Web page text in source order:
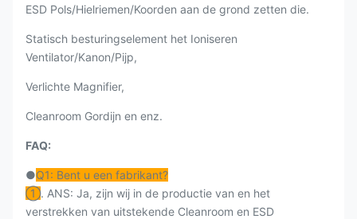
ESD Pols/Hielriemen/Koorden aan de grond zetten die.
Statisch besturingselement het Ioniseren
Ventilator/Kanon/Pijp,
Verlichte Magnifier,
Cleanroom Gordijn en enz.
FAQ:
●Q1: Bent u een fabrikant?
①. ANS: Ja, zijn wij in de productie van en het
verstrekken van uitstekende Cleanroom en ESD